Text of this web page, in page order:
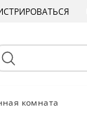
комната